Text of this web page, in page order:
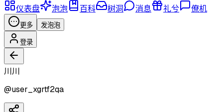
仪表盘
泡泡 百科 树洞 消息 礼兮 僚机
更多 发泡泡
登录
川川
@user_xgrtf2qa